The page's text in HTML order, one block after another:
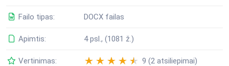
Failo tipas: DOCX failas
Apimtis: 4 psl., (1081 ž.)
Vertinimas: 9 (2 atsiliepimai)